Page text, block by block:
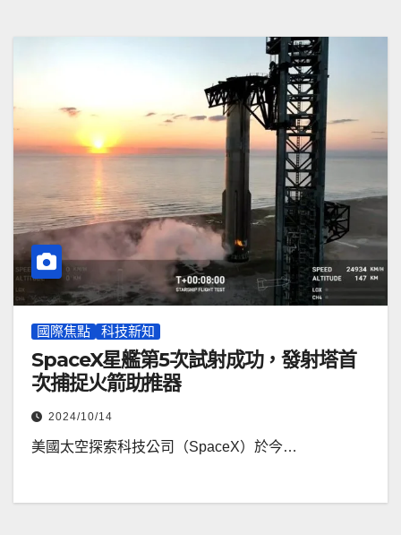
國際焦點 科技新知
SpaceX星艦第5次試射成功，發射塔首
次捕捉火箭助推器
2024/10/14
美國太空探索科技公司（SpaceX）於今…